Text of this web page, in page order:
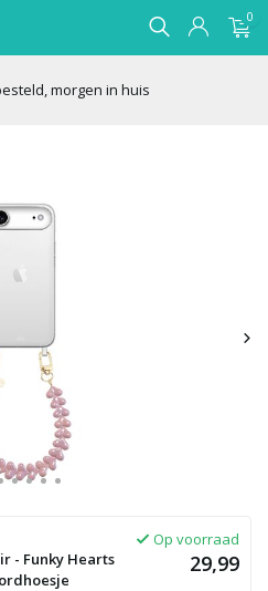
0
morgen in huis
- Funky Hearts
Op voorraad
29,99